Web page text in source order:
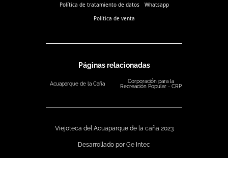
Política de tratamiento de datos
Whatsapp
Política de venta
Páginas relacionadas
Acuaparque de la Caña
Corporación para la
Recreación Popular - CRP
Viejoteca del Acuaparque de la caña 2023
Desarrollado por Ge Intec